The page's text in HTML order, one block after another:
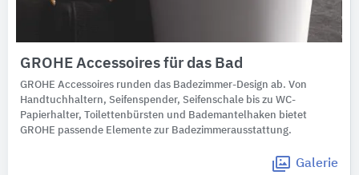
GROHE Accessoires für das Bad
GROHE Accessoires runden das Badezimmer-Design ab. Von
Handtuchhaltern, Seifenspender, Seifenschale bis zu WC-
Papierhalter, Toilettenbürsten und Bademantelhaken bietet
GROHE passende Elemente zur Badezimmerausstattung.
Galerie